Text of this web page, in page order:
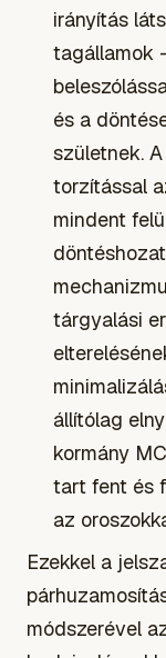
irányítás
tagállamok
és a
születnek.
torzítással
mindent
tárgyalási
állítólag
kormány
tart fent és
az
Ezekkel a
módszerével